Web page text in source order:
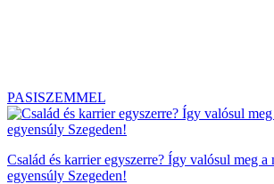
PASISZEMMEL
Család és karrier egyszerre? Így valósul meg a
egyensúly Szegeden!